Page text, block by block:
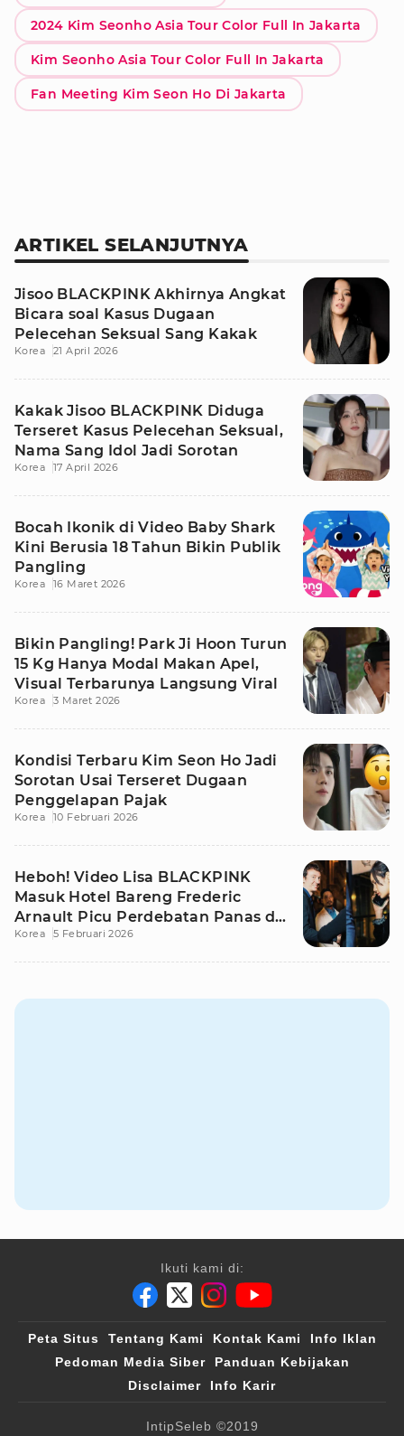
2024 Kim Seonho Asia Tour Color Full In Jakarta
Kim Seonho Asia Tour Color Full In Jakarta
Fan Meeting Kim Seon Ho Di Jakarta
ARTIKEL SELANJUTNYA
Jisoo BLACKPINK Akhirnya Angkat
Bicara soal Kasus Dugaan
Pelecehan Seksual Sang Kakak
Korea 21 April 2026
Kakak Jisoo BLACKPINK Diduga
Terseret Kasus Pelecehan Seksual,
Nama Sang Idol Jadi Sorotan
Korea 17 April 2026
Bocah Ikonik di Video Baby Shark
Kini Berusia 18 Tahun Bikin Publik
Pangling
Korea 16 Maret 2026
Bikin Pangling! Park Ji Hoon Turun
15 Kg Hanya Modal Makan Apel,
Visual Terbarunya Langsung Viral
Korea 3 Maret 2026
Kondisi Terbaru Kim Seon Ho Jadi
Sorotan Usai Terseret Dugaan
Penggelapan Pajak
Korea 10 Februari 2026
Heboh! Video Lisa BLACKPINK
Masuk Hotel Bareng Frederic
Arnault Picu Perdebatan Panas di
Medsos
Korea 5 Februari 2026
Ikuti kami di:
Peta Situs Tentang Kami Kontak Kami
Info Iklan
Pedoman Media Siber
Panduan Kebijakan
Disclaimer
Info Karir
IntipSeleb ©2019